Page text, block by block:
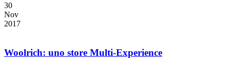
30
Nov
2017
Woolrich: uno store Multi-Experience